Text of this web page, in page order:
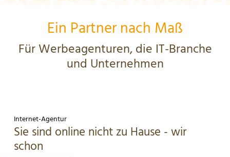
Ein Partner nach Maß
Für Werbeagenturen, die IT-Branche
und Unternehmen
Internet-Agentur
Sie sind online nicht zu Hause - wir
schon